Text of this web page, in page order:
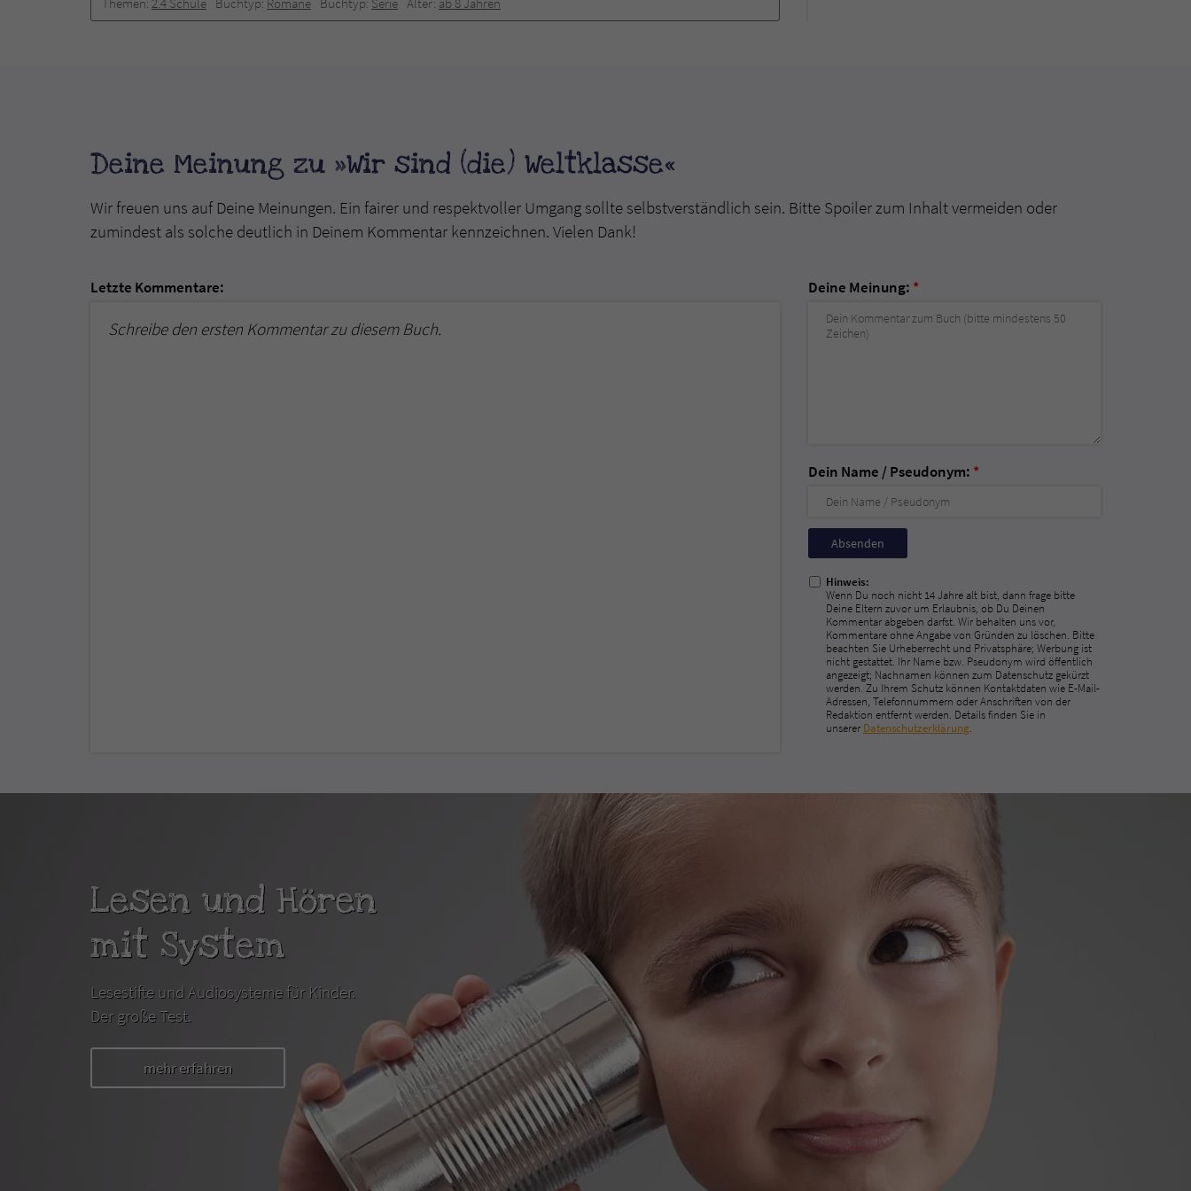
Deine Meinung zu »Wir sind (die) Weltklasse«
Wir freuen uns auf Deine Meinungen. Ein fairer und respektvoller Umgang sollte selbstverständlich sein. Bitte Spoiler zum Inhalt vermeiden oder
zumindest als solche deutlich in Deinem Kommentar kennzeichnen. Vielen Dank!
Letzte Kommentare:
Schreibe den ersten Kommentar zu diesem Buch.
Deine Meinung: *
Dein Name / Pseudonym: *
Nicht
ausfüllen!
Hinweis:
Wenn Du noch nicht 14 Jahre alt bist, dann frage bitte
Deine Eltern zuvor um Erlaubnis, ob Du Deinen
Kommentar abgeben darfst. Wir behalten uns vor,
Kommentare ohne Angabe von Gründen zu löschen. Bitte
beachten Sie Urheberrecht und Privatsphäre; Werbung ist
nicht gestattet. Ihr Name bzw. Pseudonym wird öffentlich
angezeigt; Nachnamen können zum Datenschutz gekürzt
werden. Zu Ihrem Schutz können Kontaktdaten wie E-Mail-
Adressen, Telefonnummern oder Anschriften von der
Redaktion entfernt werden. Details finden Sie in
unserer Datenschutzerklärung.
Lesen und Hören
mit System
Lesestifte und Audiosysteme für Kinder.
Der große Test.
mehr erfahren